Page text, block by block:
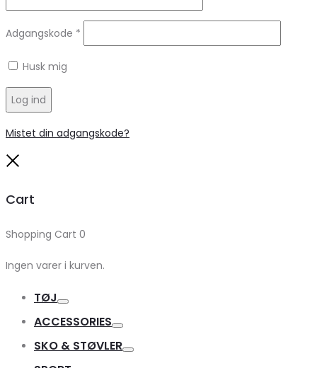
Adgangskode *
Husk mig
Log ind
Mistet din adgangskode?
Cart
Shopping Cart 0
Ingen varer i kurven.
TØJ
ACCESSORIES
SKO & STØVLER